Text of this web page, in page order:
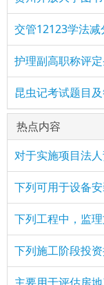
交管12123学法
护理副高职称评
昆虫记考试题目
热点内容
对于实施项目法
下列可用于设备
下列工程中，监
下列施工阶段投